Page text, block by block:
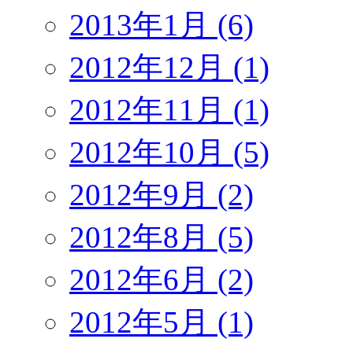
2013年1月 (6)
2012年12月 (1)
2012年11月 (1)
2012年10月 (5)
2012年9月 (2)
2012年8月 (5)
2012年6月 (2)
2012年5月 (1)